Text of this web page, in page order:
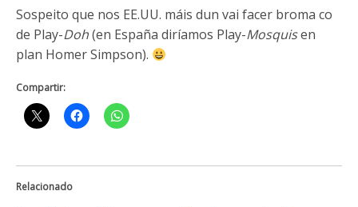
Sospeito que nos EE.UU. máis dun vai facer broma co
de Play-Doh(en España diríamos Play-Mosquisen
plan Homer Simpson).
Compartir:
Relacionado